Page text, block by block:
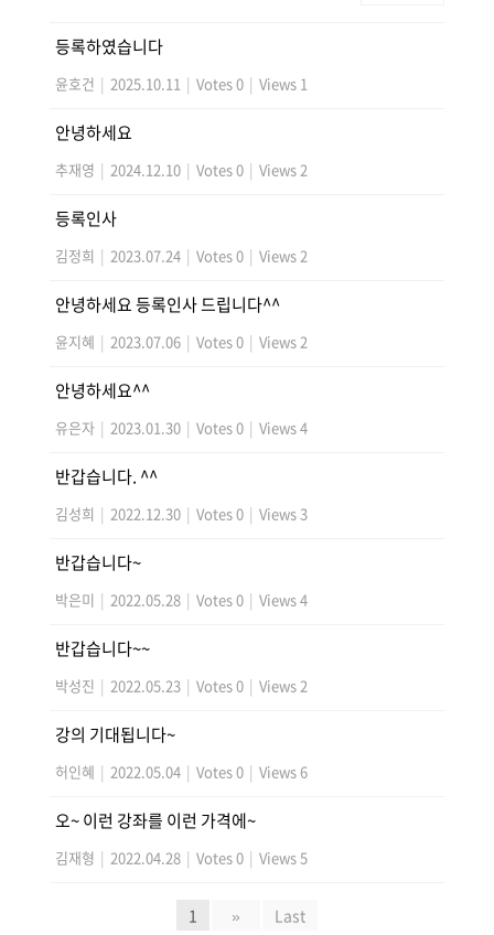
등록하였습니다
윤호건 | 2025.10.11 | Votes 0 | Views 1
안녕하세요
추재영 | 2024.12.10 | Votes 0 | Views 2
등록인사
김정희 | 2023.07.24 | Votes 0 | Views 2
안녕하세요 등록인사 드립니다^^
윤지혜 | 2023.07.06 | Votes 0 | Views 2
안녕하세요^^
유은자 | 2023.01.30 | Votes 0 | Views 4
반갑습니다. ^^
김성희 | 2022.12.30 | Votes 0 | Views 3
반갑습니다~
박은미 | 2022.05.28 | Votes 0 | Views 4
반갑습니다~~
박성진 | 2022.05.23 | Votes 0 | Views 2
강의 기대됩니다~
허인혜 | 2022.05.04 | Votes 0 | Views 6
오~ 이런 강좌를 이런 가격에~
김재형 | 2022.04.28 | Votes 0 | Views 5
1 » Last